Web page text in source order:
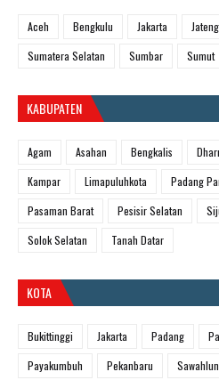
Aceh Bengkulu Jakarta Jateng
Sumatera Selatan
Sumbar Sumut
KABUPATEN
Agam Asahan Bengkalis
Kampar
Limapuluhkota Padang
Pasaman Barat
Pesisir Selatan
Solok Selatan
Tanah Datar
KOTA
Bukittinggi Jakarta Padang
Payakumbuh
Pekanbaru